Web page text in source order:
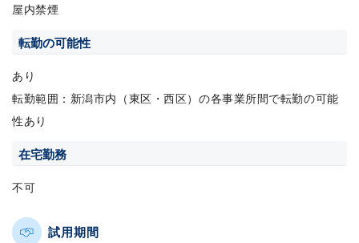
屋内禁煙
転勤の可能性
あり
転勤範囲：新潟市内（東区・西区）の各事業所間で転勤の可能
性あり
在宅勤務
不可
試用期間